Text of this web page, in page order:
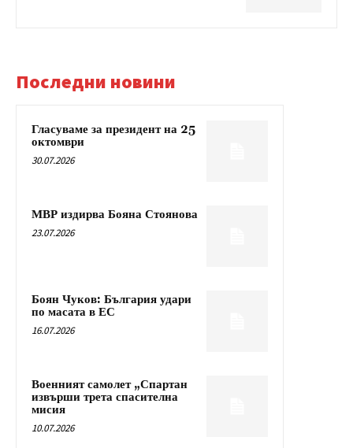
Последни новини
Гласуваме за президент на 25
октомври
30.07.2026
МВР издирва Бояна Стоянова
23.07.2026
Боян Чуков: България удари
по масата в ЕС
16.07.2026
Военният самолет „Спартан
извърши трета спасителна
мисия
10.07.2026